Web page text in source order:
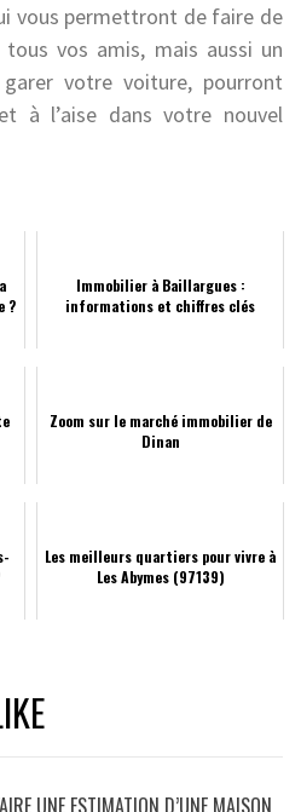
vous permettront de faire de
vos amis, mais aussi un
votre voiture, pourront
à l’aise dans votre nouvel
?
Immobilier à Baillargues :
informations et chiffres clés
Zoom sur le marché immobilier de
Dinan
Les meilleurs quartiers pour vivre à
Les Abymes (97139)
UNE ESTIMATION D’UNE MAISON